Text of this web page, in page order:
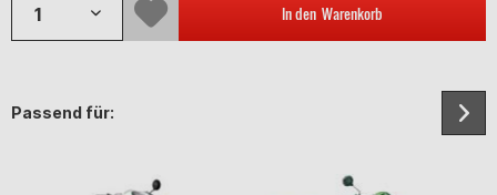
In den Warenkorb
Passend für: